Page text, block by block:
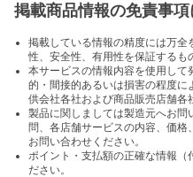
掲載商品情報の免責事
掲載している情報の精度には万
性、安全性、有用性を保証するも
本サービスの情報内容を使用し
的・間接的あるいは損害の程度に
供会社各社および商品販売店舗各
製品に関しましては製造元へお
問、各店舗サービスの内容、価
お問い合わせください。
ポイント・支払額の正確な情報（
ださい。